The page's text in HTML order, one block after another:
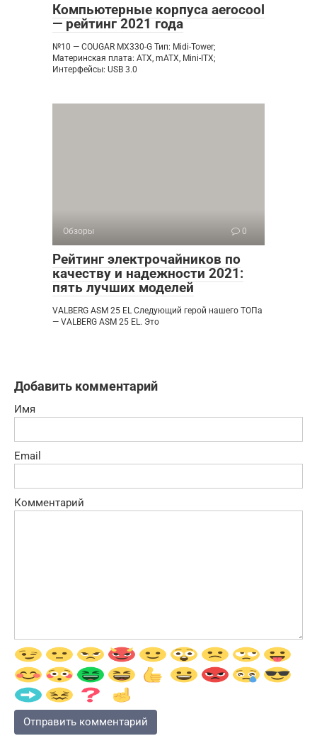
Компьютерные корпуса aerocool
— рейтинг 2021 года
№10 — COUGAR MX330-G Тип: Midi-Tower;
Материнская плата: ATX, mATX, Mini-ITX;
Интерфейсы: USB 3.0
Обзоры 0
Рейтинг электрочайников по
качеству и надежности 2021:
пять лучших моделей
VALBERG ASM 25 EL Следующий герой нашего ТОПа
— VALBERG ASM 25 EL. Это
Добавить комментарий
Имя
Email
Комментарий